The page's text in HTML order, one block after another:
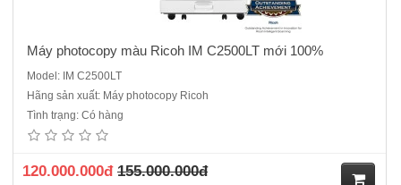
Máy photocopy màu Ricoh IM C2500LT mới 100%
Model: IM C2500LT
Hãng sản xuất: Máy photocopy Ricoh
Tình trạng: Có hàng
120.000.000đ 155.000.000đ
hiện nay - máy photocopy đa chức năng hiện đại, phù hợp với nhu
cầu sử dụng trong văn phòng vừa và lớn. Đây là một trong những sản